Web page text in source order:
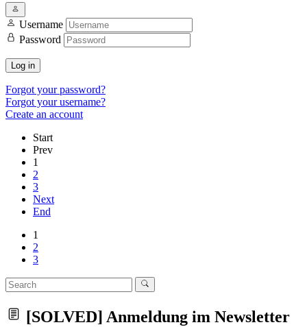
Username
Password
Log in
Forgot your password?
Forgot your username?
Create an account
Start
Prev
1
2
3
Next
End
1
2
3
[SOLVED] Anmeldung im Newsletter